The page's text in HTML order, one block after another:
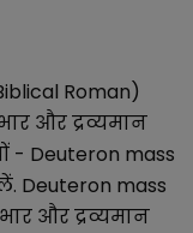
Roman)
और द्रव्यमान
- Deuteron mass
Deuteron mass
भार और द्रव्यमान